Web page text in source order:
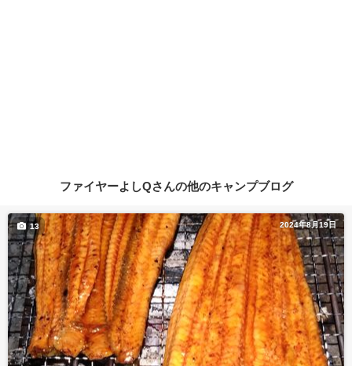
ファイヤーよしQさんの他のキャンプブログ
2024年8月19日
13